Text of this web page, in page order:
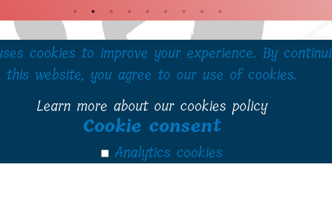
cookies to improve your experience. By
this website, you agree to our use of cookies.
Learn more about our cookies policy
Cookie consent
Analytics cookies